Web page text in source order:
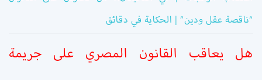
“ناقصة عقل ودين” | الحكاية في دقائق
هل يعاقب القانون المصري على جريمة